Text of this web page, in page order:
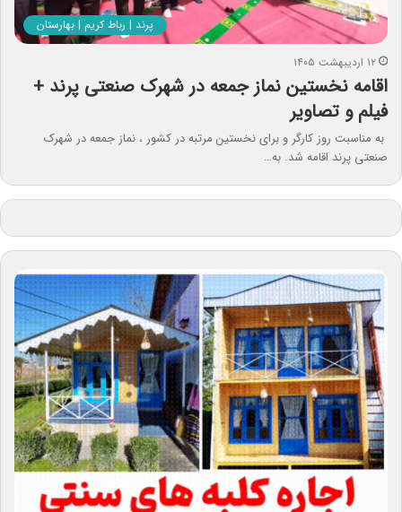
پرند | رباط کریم | بهارستان
۱۲ اردیبهشت ۱۴۰۵
اقامه نخستین نماز جمعه در شهرک صنعتی پرند +
فیلم و تصاویر
به مناسبت روز کارگر و برای نخستین مرتبه در کشور ، نماز جمعه در شهرک
صنعتی پرند اقامه شد. به…